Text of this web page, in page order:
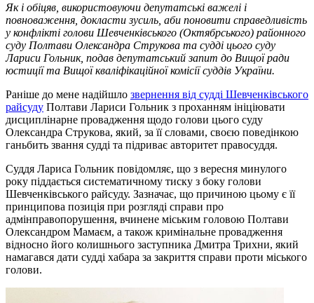
Як і обіцяв, використовуючи депутатські важелі і
повноваження, докласти зусиль, аби поновити справедливість
у конфлікті голови Шевченківського (Октябрського) районного
суду Полтави Олександра Струкова та судді цього суду
Лариси Гольник, подав депутатський запит до Вищої ради
юстиції та Вищої кваліфікаційної комісії суддів України.
Раніше до мене надійшло звернення від судді Шевченківського
райсуду Полтави Лариси Гольник з проханням ініціювати
дисциплінарне провадження щодо голови цього суду
Олександра Струкова, який, за її словами, своєю поведінкою
ганьбить звання судді та підриває авторитет правосуддя.
Суддя Лариса Гольник повідомляє, що з вересня минулого
року піддається систематичному тиску з боку голови
Шевченківського райсуду. Зазначає, що причиною цьому є її
принципова позиція при розгляді справи про
адмінправопорушення, вчинене міським головою Полтави
Олександром Мамаєм, а також кримінальне провадження
відносно його колишнього заступника Дмитра Трихни, який
намагався дати судді хабара за закриття справи проти міського
голови.